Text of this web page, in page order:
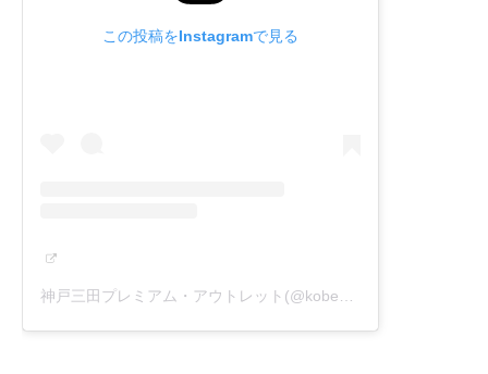
この投稿をInstagramで見る